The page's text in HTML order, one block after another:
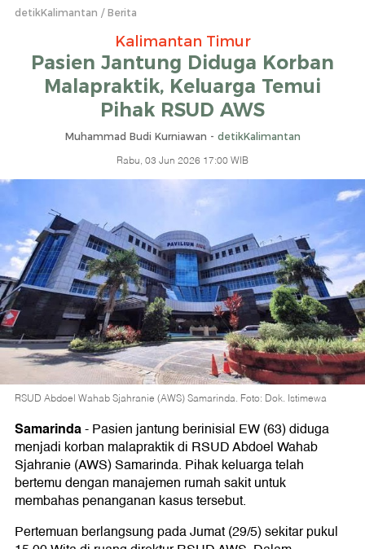
detikKalimantan Berita
Kalimantan Timur
Pasien Jantung Diduga Korban
Malapraktik, Keluarga Temui
Pihak RSUD AWS
Muhammad Budi Kurniawan - detikKalimantan
Rabu, 03 Jun 2026 17:00 WIB
RSUD Abdoel Wahab Sjahranie (AWS) Samarinda. Foto: Dok. Istimewa
Samarinda-Pasien jantung berinisial EW (63) diduga
menjadi korban malapraktik di RSUD Abdoel Wahab
Sjahranie (AWS) Samarinda. Pihak keluarga telah
bertemu dengan manajemen rumah sakit untuk
membahas penanganan kasus tersebut.
Pertemuan berlangsung pada Jumat (29/5) sekitar pukul